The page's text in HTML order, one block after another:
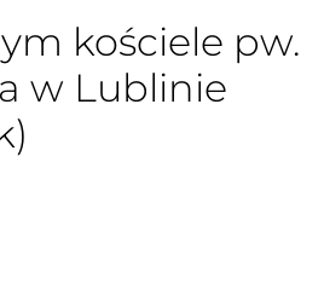
kościele pw.
w Lublinie